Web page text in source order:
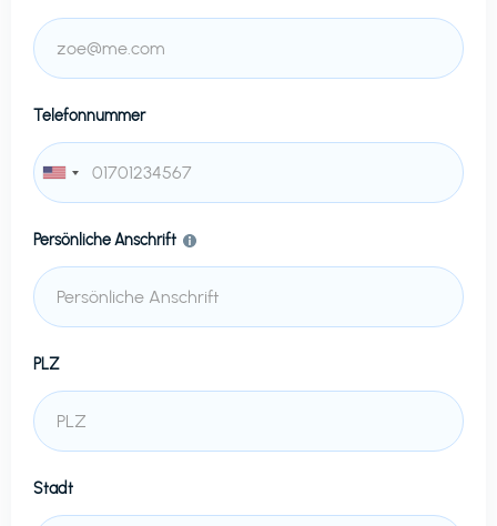
Telefonnummer
Persönliche Anschrift
PLZ
Stadt